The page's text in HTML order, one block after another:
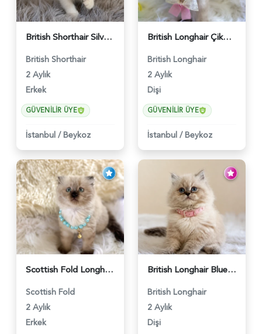
British Shorthair Silver Point Erkek 2 Aylık - 6122
British Shorthair
2 Aylık
Erkek
GÜVENILIR ÜYE
İstanbul / Beykoz
British Longhair Çikolata Nadir Renk Göz Kamaştırıcı - 6117
British Longhair
2 Aylık
Dişi
GÜVENILIR ÜYE
İstanbul / Beykoz
Scottish Fold Longhair Çikolata Erkek Yavrumuz - 6119
Scottish Fold
2 Aylık
Erkek
British Longhair Blue Point Afrodit Yuva Arıyor - 6118
British Longhair
2 Aylık
Dişi